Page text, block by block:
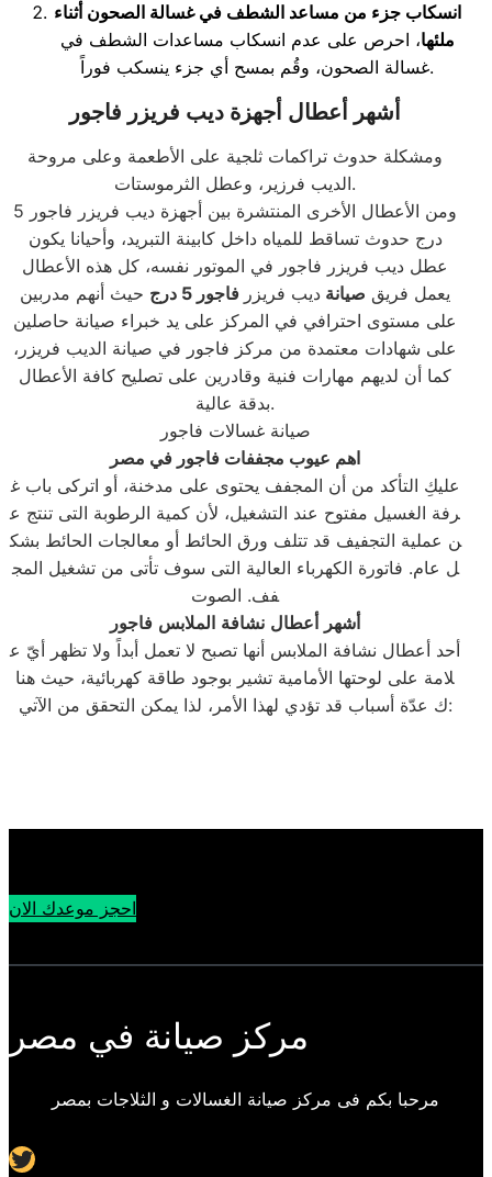
انسكاب جزء من مساعد الشطف في غسالة الصحون أثناء
ملئها، احرص علی عدم انسکاب مساعدات الشطف في
غسالة الصحون، وقُم بمسح أي جزء ينسكب فوراً.
أشهر أعطال أجهزة ديب فريزر فاجور
ومشكلة حدوث تراكمات ثلجية على الأطعمة وعلى مروحة
الديب فرزير، وعطل الثرموستات.
ومن الأعطال الأخرى المنتشرة بين أجهزة ديب فريزر فاجور 5
درج حدوث تساقط للمياه داخل كابينة التبريد، وأحيانا يكون
عطل ديب فريزر فاجور في الموتور نفسه، كل هذه الأعطال
يعمل فريق صيانة ديب فريزر فاجور 5 درج
حيث أنهم مدربين
على مستوى احترافي في المركز على يد خبراء صيانة حاصلين
على شهادات معتمدة من مركز فاجور في صيانة الديب فريزر،
كما أن لديهم مهارات فنية وقادرين على تصليح كافة الأعطال
بدقة عالية.
صيانة غسالات فاجور
اهم عيوب مجففات فاجور في مصر
عليكِ التأكد من أن المجفف يحتوى على مدخنة، أو اتركى باب غ
رفة الغسيل مفتوح عند التشغيل، لأن كمية الرطوبة التى تنتج ع
ن عملية التجفيف قد تتلف ورق الحائط أو معالجات الحائط بشك
ل عام. فاتورة الكهرباء العالية التى سوف تأتى من تشغيل المج
فف. الصوت
أشهر أعطال نشافة الملابس فاجور
أحد أعطال نشافة الملابس أنها تصبح لا تعمل أبداً ولا تظهر أيّ ع
لامة على لوحتها الأمامية تشير بوجود طاقة كهربائية، حيث هنا
ك عدّة أسباب قد تؤدي لهذا الأمر، لذا يمكن التحقق من الآتي:
احجز موعدك الان
مركز صيانة في مصر
مرحبا بكم فى مركز صيانة الغسالات و الثلاجات بمصر
Twitter